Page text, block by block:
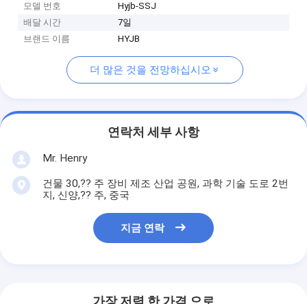
모델 번호
Hyjb-SSJ
배달 시간
7일
브랜드 이름
HYJB
더 많은 것을 전망하십시오
연락처 세부 사항
Mr. Henry
건물 30,?? 주 장비 제조 산업 공원, 과학 기술 도로 2번
지, 신양,?? 주, 중국
지금 연락